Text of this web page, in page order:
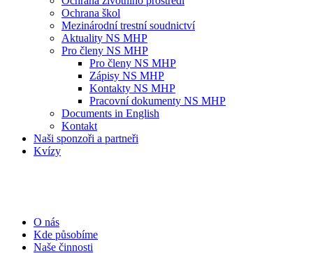
Ochrana škol
Mezinárodní trestní soudnictví
Aktuality NS MHP
Pro členy NS MHP
Pro členy NS MHP
Zápisy NS MHP
Kontakty NS MHP
Pracovní dokumenty NS MHP
Documents in English
Kontakt
Naši sponzoři a partneři
Kvízy
O nás
Kde působíme
Naše činnosti